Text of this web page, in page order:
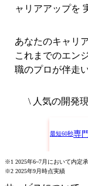
ャリアアップを
あなたのキャリ
これまでのエン
職のプロが伴走
\ 人気の開発
最短60秒専
※1 2025年6~7月において内定
※2 2025年9月時点実績